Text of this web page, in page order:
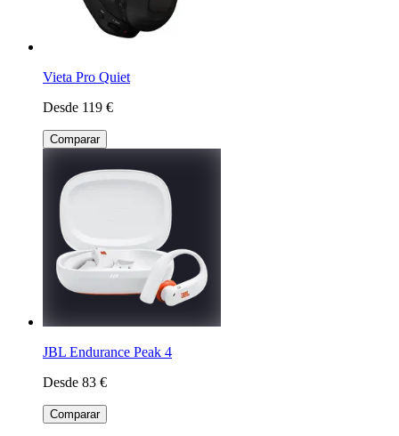
Vieta Pro Quiet
Desde 119 €
Comparar
JBL Endurance Peak 4
Desde 83 €
Comparar